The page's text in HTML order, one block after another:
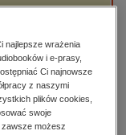
najlepsze wrażenia
i e-prasy,
Ci najnowsze
z naszymi
plików cookies,
swoje
zawsze możesz